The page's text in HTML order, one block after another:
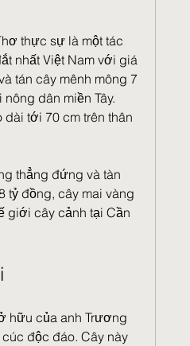
thực sự là một tác
nhất Việt Nam với giá
tán cây mênh mông 7
dân miền Tây.
tới 70 cm trên thân
thẳng đứng và tàn
đồng, cây mai vàng
giới cây cảnh tại Cần
hữu của anh Trương
độc đáo. Cây này